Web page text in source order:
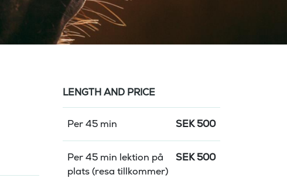
LENGTH AND PRICE
Per 45 min SEK 500
Per 45 min lektion på
plats (resa tillkommer)
SEK 500